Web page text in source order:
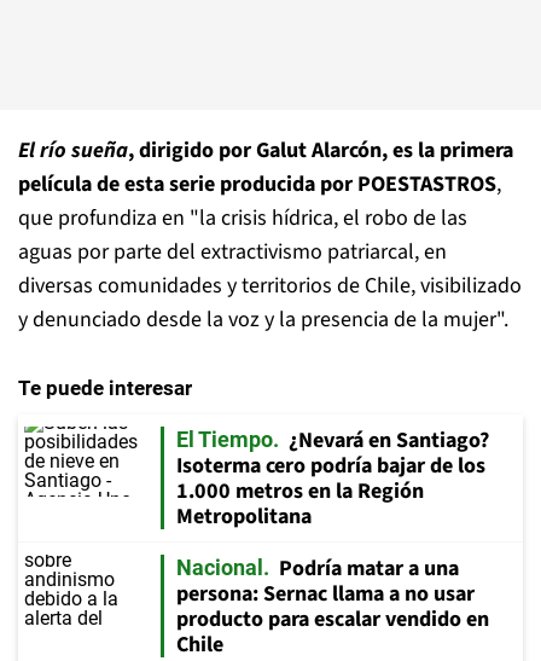
El río sueña, dirigido por Galut Alarcón, es la primera
película de esta serie producida por POESTASTROS,
que profundiza en "la crisis hídrica, el robo de las
aguas por parte del extractivismo patriarcal, en
diversas comunidades y territorios de Chile, visibilizado
y denunciado desde la voz y la presencia de la mujer".
Te puede interesar
El Tiempo
¿Nevará en Santiago?
Isoterma cero podría bajar de los
1.000 metros en la Región
Metropolitana
Nacional
Podría matar a una
persona: Sernac llama a no usar
producto para escalar vendido en
Chile